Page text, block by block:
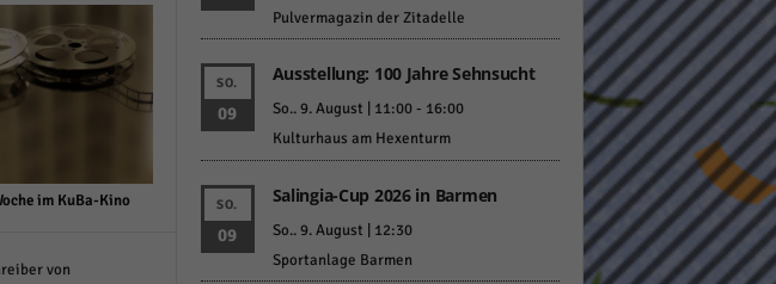
im KuBa-Kino
von
Pulvermagazin der Zitadelle
SO.
09
Ausstellung: 100 Jahre Sehnsucht
So.. 9. August | 11:00- 16:00
Kulturhaus am Hexenturm
SO.
09
Salingia-Cup 2026 in Barmen
So.. 9. August | 12:30
Sportanlage Barmen